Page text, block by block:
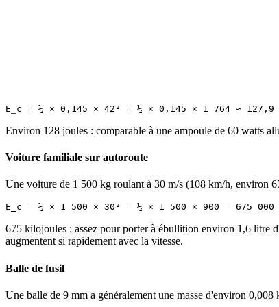
Environ 128 joules : comparable à une ampoule de 60 watts
Voiture familiale sur autoroute
Une voiture de 1 500 kg roulant à 30 m/s (108 km/h, environ
675 kilojoules : assez pour porter à ébullition environ 1,6 litre
augmentent si rapidement avec la vitesse.
Balle de fusil
Une balle de 9 mm a généralement une masse d'environ